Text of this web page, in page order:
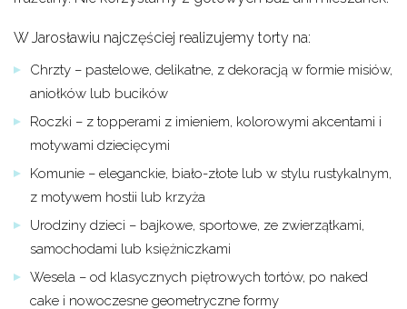
W Jarosławiu najczęściej realizujemy torty na:
Chrzty – pastelowe, delikatne, z dekoracją w formie misiów,
aniołków lub bucików
Roczki – z topperami z imieniem, kolorowymi akcentami i
motywami dziecięcymi
Komunie – eleganckie, biało-złote lub w stylu rustykalnym,
z motywem hostii lub krzyża
Urodziny dzieci – bajkowe, sportowe, ze zwierzątkami,
samochodami lub księżniczkami
Wesela – od klasycznych piętrowych tortów, po naked
cake i nowoczesne geometryczne formy